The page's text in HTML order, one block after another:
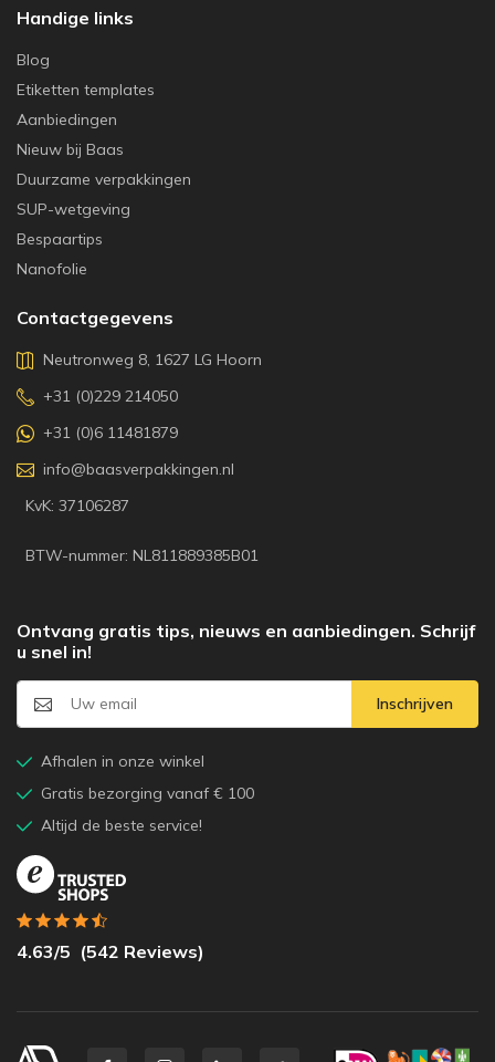
Handige links
Blog
Etiketten templates
Aanbiedingen
Nieuw bij Baas
Duurzame verpakkingen
SUP-wetgeving
Bespaartips
Nanofolie
Contactgegevens
Neutronweg 8, 1627 LG Hoorn
+31 (0)229 214050
+31 (0)6 11481879
info@baasverpakkingen.nl
KvK: 37106287
BTW-nummer: NL811889385B01
Ontvang gratis tips, nieuws en aanbiedingen. Schrijf
u snel in!
Inschrijven
Afhalen in onze winkel
Gratis bezorging vanaf € 100
Altijd de beste service!
4.63/5 (542 Reviews)